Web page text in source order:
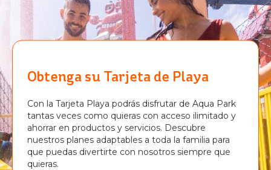
Obtenga su Tarjeta de Playa
Con la Tarjeta Playa podrás disfrutar de Aqua Park
tantas veces como quieras con acceso ilimitado y
ahorrar en productos y servicios. Descubre
nuestros planes adaptables a toda la familia para
que puedas divertirte con nosotros siempre que
quieras.